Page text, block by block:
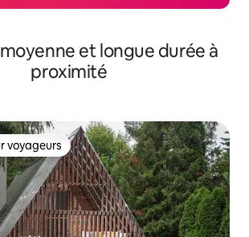
et longue durée à
proximité
les plus appréciés
voyageurs